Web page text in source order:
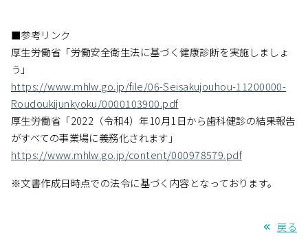
■参考リンク
厚生労働省「労働安全衛生法に基づく健康診断を実施しましょ
う」
https://www.mhlw.go.jp/file/06-Seisakujouhou-11200000-
Roudoukijunkyoku/0000103900.pdf
厚生労働省「2022（令和4）年10月1日から歯科健診の結果報告
がすべての事業場に義務化されます」
https://www.mhlw.go.jp/content/000978579.pdf
※文書作成日時点での法令に基づく内容となっております。
戻る